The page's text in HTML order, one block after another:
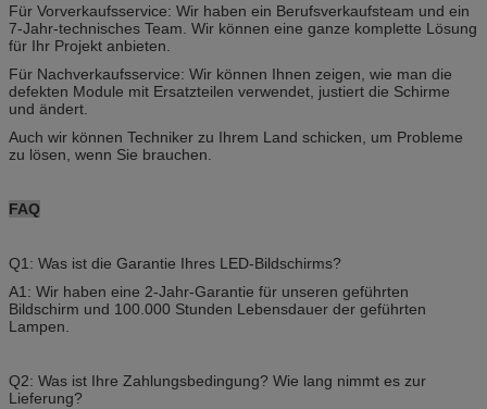
Für Vorverkaufsservice: Wir haben ein Berufsverkaufsteam und ein
7-Jahr-technisches Team. Wir können eine ganze komplette Lösung
für Ihr Projekt anbieten.
Für Nachverkaufsservice: Wir können Ihnen zeigen, wie man die
defekten Module mit Ersatzteilen verwendet, justiert die Schirme
und ändert.
Auch wir können Techniker zu Ihrem Land schicken, um Probleme
zu lösen, wenn Sie brauchen.
FAQ
Q1: Was ist die Garantie Ihres LED-Bildschirms?
A1: Wir haben eine 2-Jahr-Garantie für unseren geführten
Bildschirm und 100.000 Stunden Lebensdauer der geführten
Lampen.
Q2: Was ist Ihre Zahlungsbedingung? Wie lang nimmt es zur
Lieferung?